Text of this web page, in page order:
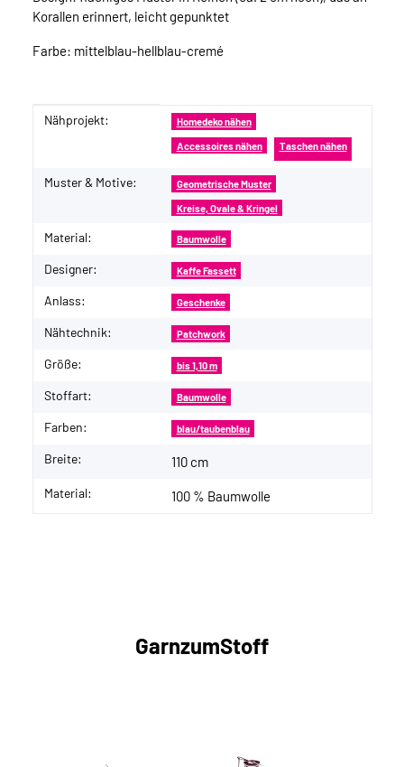
Korallen erinnert, leicht gepunktet
Farbe: mittelblau-hellblau-cremé
Produkteigenschaft
Wert
Nähprojekt: Homedeko nähen
Accessoires nähen Taschen nähen
Muster & Motive: Geometrische Muster
Kreise, Ovale & Kringel
Material: Baumwolle
Designer: Kaffe Fassett
Anlass: Geschenke
Nähtechnik: Patchwork
Größe: bis 1,10 m
Stoffart: Baumwolle
Farben: blau/taubenblau
Breite: 110 cm
Material: 100 % Baumwolle
GarnzumStoff